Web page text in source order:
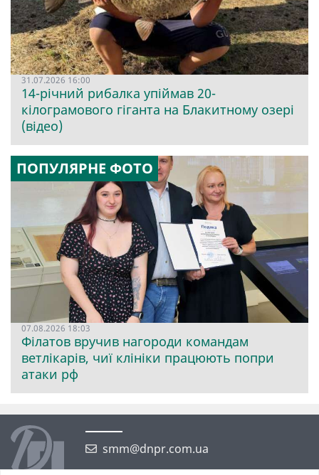
31.07.2026 16:00
14-річний рибалка упіймав 20-
кілограмового гіганта на Блакитному озері
(відео)
ПОПУЛЯРНЕ ФОТО
07.08.2026 18:03
Філатов вручив нагороди командам
ветлікарів, чиї клініки працюють попри
атаки рф
smm@dnpr.com.ua